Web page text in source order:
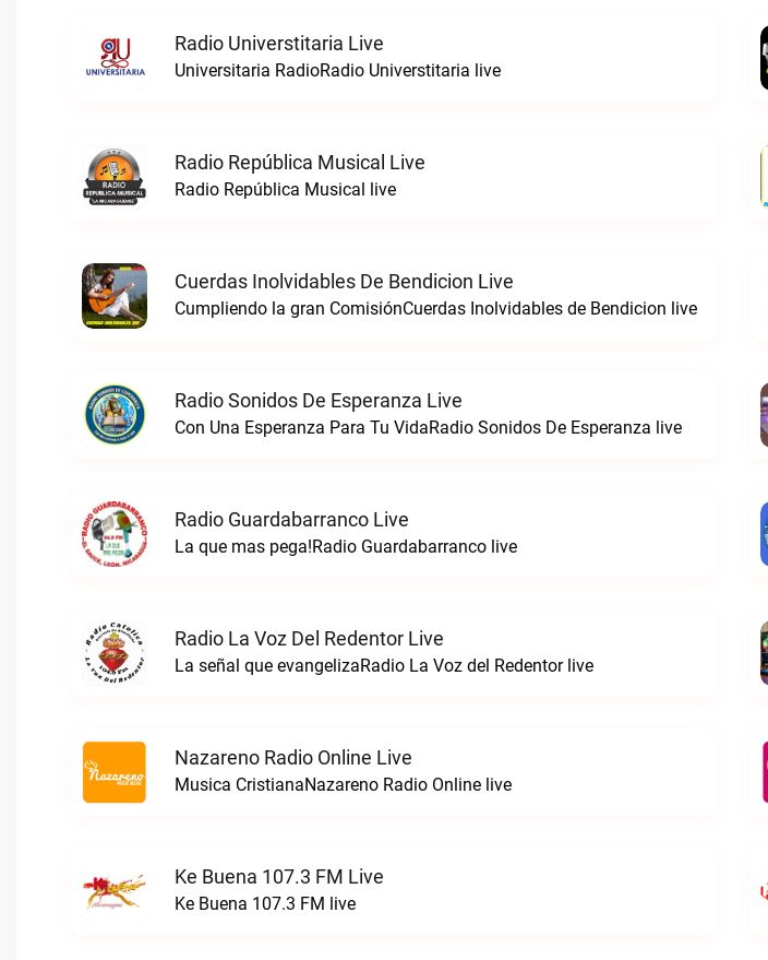
Radio Universtitaria Live
Universitaria RadioRadio Universtitaria live
Radio República Musical Live
Radio República Musical live
Cuerdas Inolvidables De Bendicion Live
Cumpliendo la gran ComisiónCuerdas Inolvidables de Bendicion live
Radio Sonidos De Esperanza Live
Con Una Esperanza Para Tu VidaRadio Sonidos De Esperanza live
Radio Guardabarranco Live
La que mas pega!Radio Guardabarranco live
Radio La Voz Del Redentor Live
La señal que evangelizaRadio La Voz del Redentor live
Nazareno Radio Online Live
Musica CristianaNazareno Radio Online live
Ke Buena 107.3 FM Live
Ke Buena 107.3 FM live